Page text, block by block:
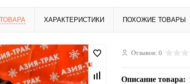
ХАРАКТЕРИСТИКИ ПОХОЖИЕ ТОВАРЫ
Отзывов: 0
Описание товара: